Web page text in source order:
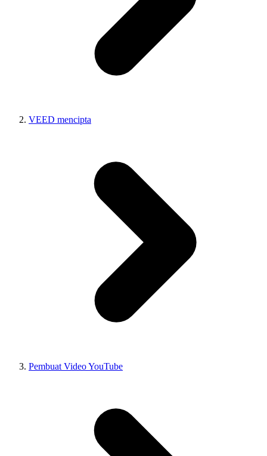
VEED mencipta
Pembuat Video YouTube